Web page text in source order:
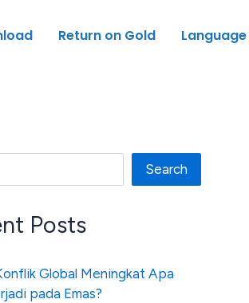
Return on Gold Language
Search
Posts
Global Meningkat Apa
pada Emas?